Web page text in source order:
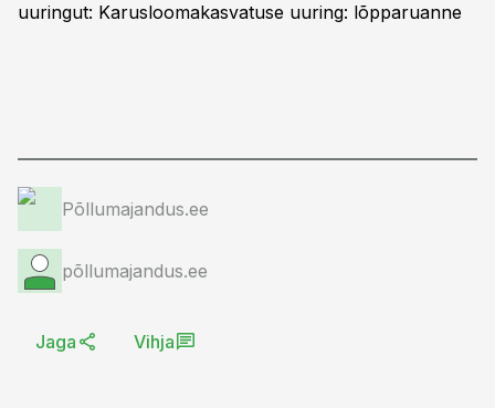
uuringut: Karusloomakasvatuse uuring: lõpparuanne
Põllumajandus.ee
põllumajandus.ee
Jaga Vihja